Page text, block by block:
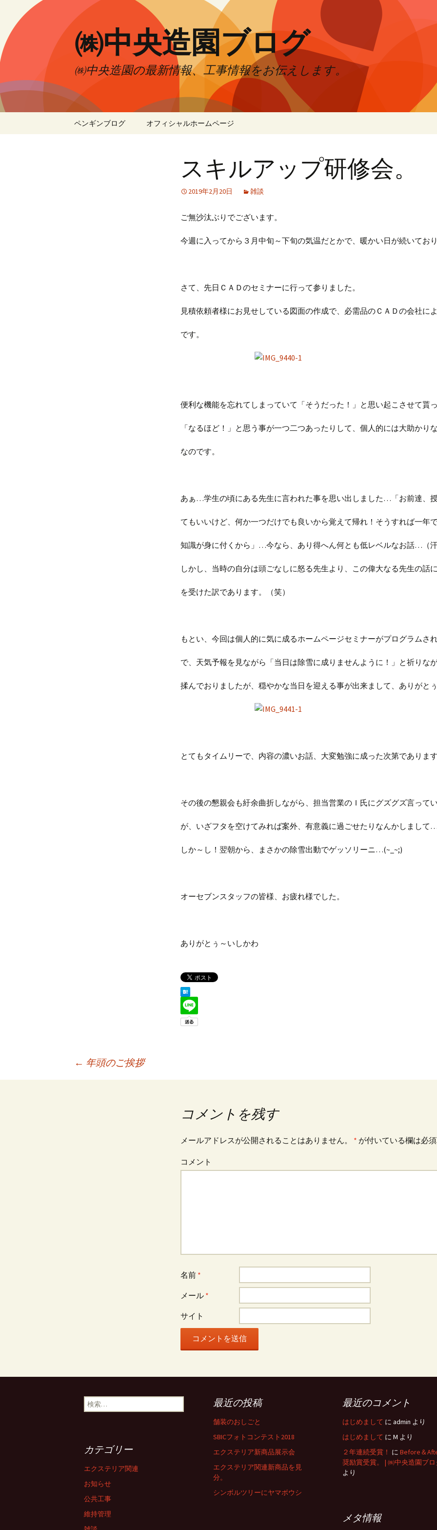
㈱中央造園ブログ
㈱中央造園の最新情報、工事情報をお伝えします。
ペンギンブログ オフィシャルホームページ
スキルアップ研修会。
2019年2月20日 雑談
ご無沙汰ぶりでございます。
今週に入ってから３月中旬～下旬の気温だとかで、暖かい日が続いてお
さて、先日ＣＡＤのセミナーに行って参りました。
見積依頼者様にお見せしている図面の作成で、必需品のＣＡＤの会社に
です。
便利な機能を忘れてしまっていて「そうだった！」と思い起こさせて貰
「なるほど！」と思う事が一つ二つあったりして、個人的には大助かり
なのです。
あぁ…学生の頃にある先生に言われた事を思い出しました…「お前達、
てもいいけど、何か一つだけでも良いから覚えて帰れ！そうすれば一年
知識が身に付くから」…今なら、あり得へん何とも低レベルなお話…（
しかし、当時の自分は頭ごなしに怒る先生より、この偉大なる先生の話
を受けた訳であります。（笑）
もとい、今回は個人的に気に成るホームページセミナーがプログラムさ
で、天気予報を見ながら「当日は除雪に成りませんように！」と祈りな
揉んでおりましたが、穏やかな当日を迎える事が出来まして、ありがと
とてもタイムリーで、内容の濃いお話、大変勉強に成った次第でありま
その後の懇親会も紆余曲折しながら、担当営業のＩ氏にグズグズ言って
が、いざフタを空けてみれば案外、有意義に過ごせたりなんかしまして
しか～し！翌朝から、まさかの除雪出動でゲッソリーニ…(~_~;)
オーセブンスタッフの皆様、お疲れ様でした。
ありがとぅ～いしかわ
投
← 年頭のご挨拶
コメントを残す
メールアドレスが公開されることはありません。 * が付いている欄は必
コメント
名前 *
メール *
サイト
検
索
最近の投稿
舗装のおしごと
SBICフォトコンテスト2018
エクステリア新商品展示会
エクステリア関連新商品を見
分。
シンボルツリーにヤマボウシ
最近のコメント
はじめまして に admin より
はじめまして に M より
２年連続受賞！ に Before＆
奨励賞受賞。 | ㈱中央造園ブ
より
カテゴリー
エクステリア関連
お知らせ
公共工事
維持管理
メタ情報